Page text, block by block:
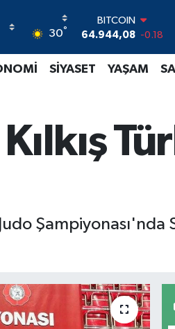
30°
BITCOIN
64.944,08
-0.18
EURO
GRAM ALTIN
6660.55
0.03
BİST100
SİYASET YAŞAM